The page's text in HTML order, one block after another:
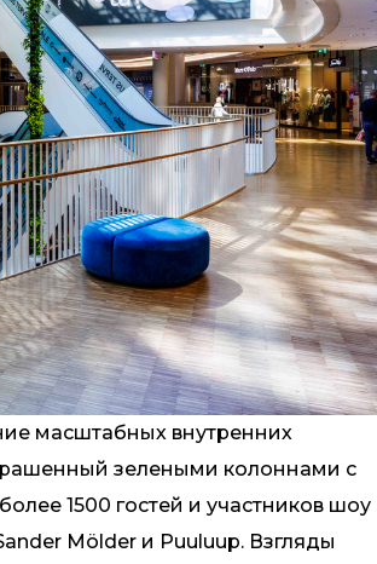
масштабных внутренних
зелеными колоннами с
1500 гостей и участников шоу
Mölder и Puuluup. Взгляды